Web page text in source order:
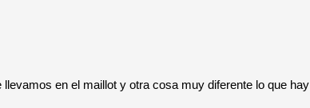
en el maillot y otra cosa muy diferente lo que hay